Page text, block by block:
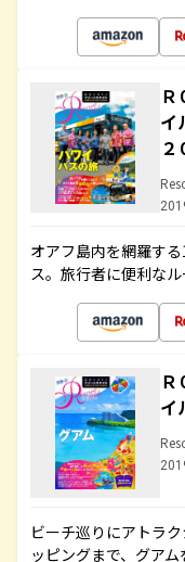
２
オアフ島内を網羅す
ス。旅行者に便利なル
イ
ビーチ巡りにアトラ
ッピングまで、グア